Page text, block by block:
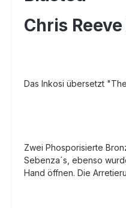
Chris
Das Inkosi übersetzt
Zwei Phosporisierte
Sebenza´s, ebenso
Hand öffnen. Die